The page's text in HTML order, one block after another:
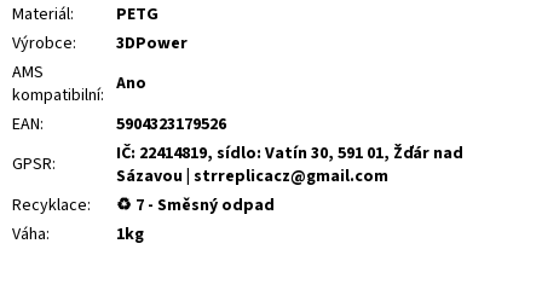
Materiál:
PETG
Výrobce:
3DPower
AMS
kompatibilní: Ano
EAN:
5904323179526
GPSR:
IČ: 22414819, sídlo: Vatín 30, 591 01, Žďár nad
Sázavou | strreplicacz@gmail.com
Recyklace:
♻ 7 - Směsný odpad
Váha: 1kg